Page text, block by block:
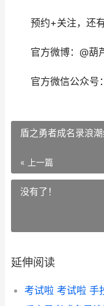
预约+关注，还有
官方微博：@葫
官方微信公众号：
盾之勇者成名录浪
« 上一篇
没有了！
延伸阅读
考试啦 考试啦 手